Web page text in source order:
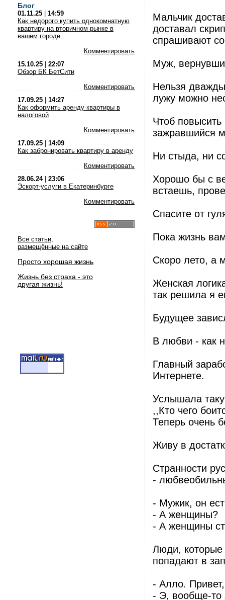
Блог
01.11.25
14:59
Как недорого купить однокомнатную
квартиру на вторичном рынке в
вашем городе
Комментировать
15.10.25
22:07
Обзор БК БетСити
Комментировать
17.09.25
14:27
Как оформить аренду квартиры в
налоговой
Комментировать
17.09.25
14:09
Как забронировать квартиру в аренду
Комментировать
28.06.24| 23:06
Эскорт-услуги в Екатеринбурге
Комментировать
Все статьи,
размещённые на сайте
Просто хорошая жизнь
Жизнь без страха - это
другая жизнь!
Мальчик
доставал
спрашивают
Муж,
Нельзя
лужу можно
Чтоб
зажравшийся
Ни стыда, ни
Хорошо бы с
встаешь,
Спасите от
Пока жизнь
Скоро лето, а
Женская
так решила я
Будущее
В любви - как
Главный
Интернете.
Услышала
,,Кто чего
Теперь очень
Живу в
Странности
-
- Мужик, он
- А женщины?
- А женщины
Люди, которые
попадают в
- Алло.
- Э, вообще-то